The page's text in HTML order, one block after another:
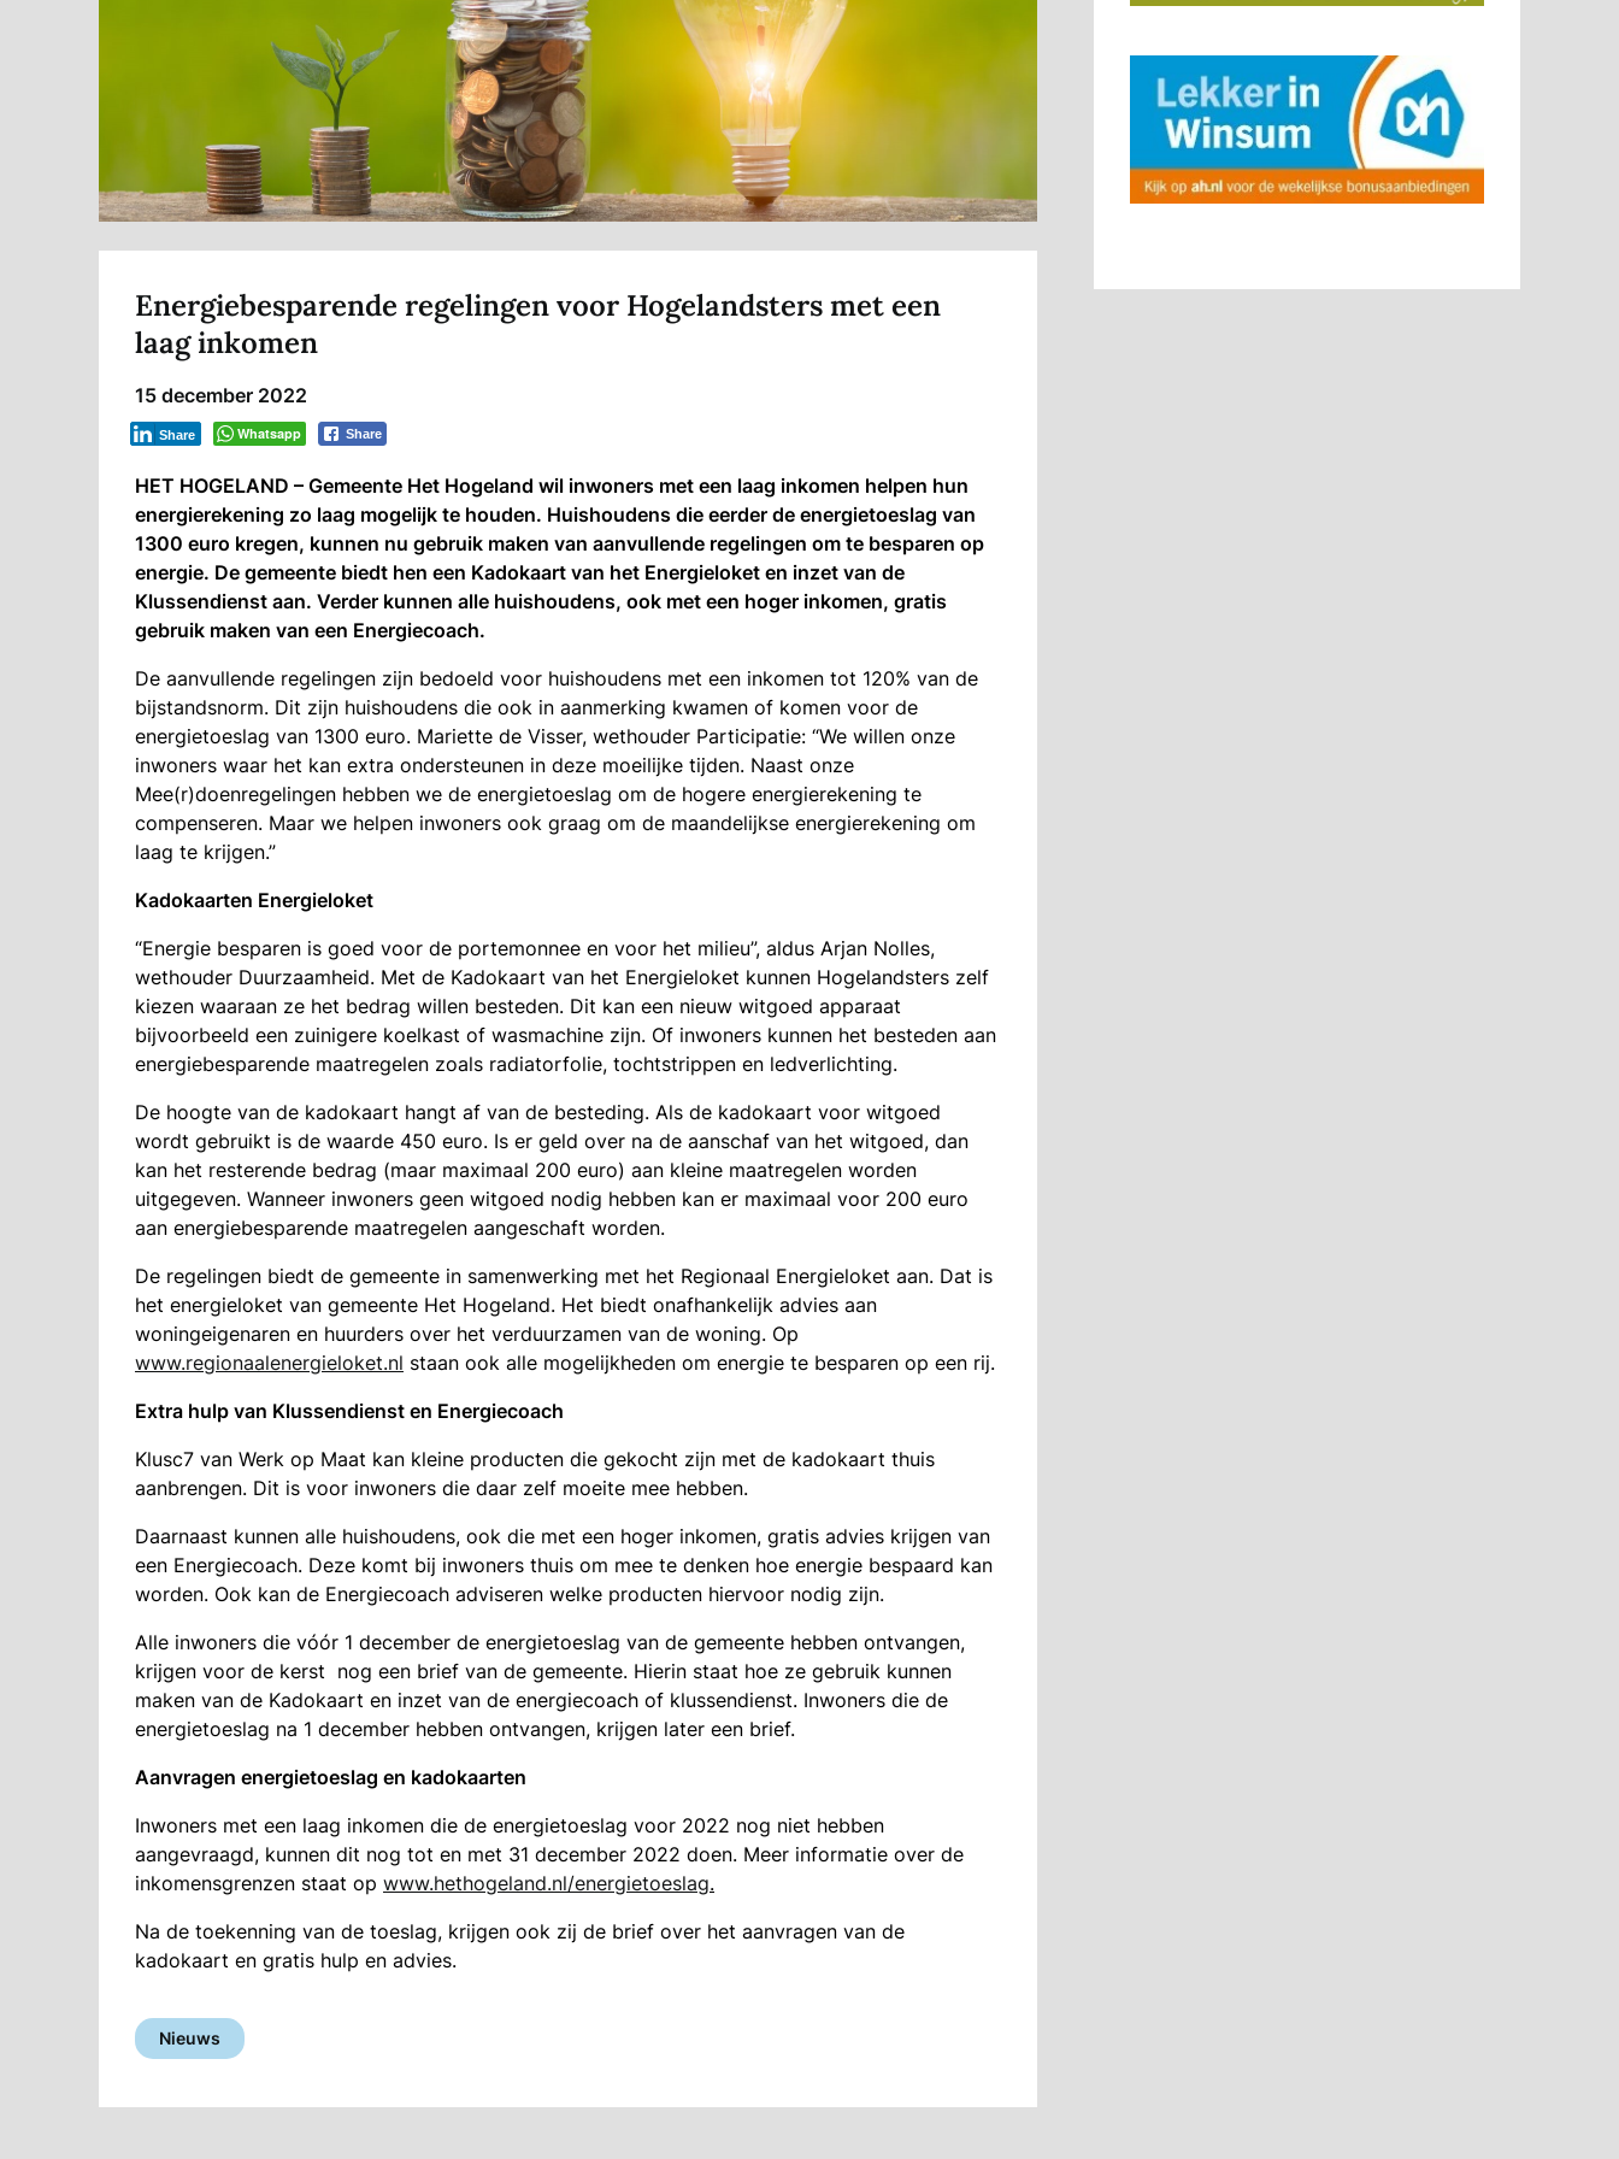
Energiebesparende regelingen voor Hogelandsters met een
laag inkomen
15 december 2022
Whatsapp Share
Share
HET HOGELAND – Gemeente Het Hogeland wil inwoners met een laag inkomen helpen hun
energierekening zo laag mogelijk te houden. Huishoudens die eerder de energietoeslag van
1300 euro kregen, kunnen nu gebruik maken van aanvullende regelingen om te besparen op
energie. De gemeente biedt hen een Kadokaart van het Energieloket en inzet van de
Klussendienst aan. Verder kunnen alle huishoudens, ook met een hoger inkomen, gratis
gebruik maken van een Energiecoach.
De aanvullende regelingen zijn bedoeld voor huishoudens met een inkomen tot 120% van de
bijstandsnorm. Dit zijn huishoudens die ook in aanmerking kwamen of komen voor de
energietoeslag van 1300 euro. Mariette de Visser, wethouder Participatie: “We willen onze
inwoners waar het kan extra ondersteunen in deze moeilijke tijden. Naast onze
Mee(r)doenregelingen hebben we de energietoeslag om de hogere energierekening te
compenseren. Maar we helpen inwoners ook graag om de maandelijkse energierekening om
laag te krijgen.”
Kadokaarten Energieloket
“Energie besparen is goed voor de portemonnee en voor het milieu”, aldus Arjan Nolles,
wethouder Duurzaamheid. Met de Kadokaart van het Energieloket kunnen Hogelandsters zelf
kiezen waaraan ze het bedrag willen besteden. Dit kan een nieuw witgoed apparaat
bijvoorbeeld een zuinigere koelkast of wasmachine zijn. Of inwoners kunnen het besteden aan
energiebesparende maatregelen zoals radiatorfolie, tochtstrippen en ledverlichting.
De hoogte van de kadokaart hangt af van de besteding. Als de kadokaart voor witgoed
wordt gebruikt is de waarde 450 euro. Is er geld over na de aanschaf van het witgoed, dan
kan het resterende bedrag (maar maximaal 200 euro) aan kleine maatregelen worden
uitgegeven. Wanneer inwoners geen witgoed nodig hebben kan er maximaal voor 200 euro
aan energiebesparende maatregelen aangeschaft worden.
De regelingen biedt de gemeente in samenwerking met het Regionaal Energieloket aan. Dat is
het energieloket van gemeente Het Hogeland. Het biedt onafhankelijk advies aan
woningeigenaren en huurders over het verduurzamen van de woning. Op
www.regionaalenergieloket.nl staan ook alle mogelijkheden om energie te besparen op een rij.
Extra hulp van Klussendienst en Energiecoach
Klusc7 van Werk op Maat kan kleine producten die gekocht zijn met de kadokaart thuis
aanbrengen. Dit is voor inwoners die daar zelf moeite mee hebben.
Daarnaast kunnen alle huishoudens, ook die met een hoger inkomen, gratis advies krijgen van
een Energiecoach. Deze komt bij inwoners thuis om mee te denken hoe energie bespaard kan
worden. Ook kan de Energiecoach adviseren welke producten hiervoor nodig zijn.
Alle inwoners die vóór 1 december de energietoeslag van de gemeente hebben ontvangen,
krijgen voor de kerst nog een brief van de gemeente. Hierin staat hoe ze gebruik kunnen
maken van de Kadokaart en inzet van de energiecoach of klussendienst. Inwoners die de
energietoeslag na 1 december hebben ontvangen, krijgen later een brief.
Aanvragen energietoeslag en kadokaarten
Inwoners met een laag inkomen die de energietoeslag voor 2022 nog niet hebben
aangevraagd, kunnen dit nog tot en met 31 december 2022 doen. Meer informatie over de
inkomensgrenzen staat op www.hethogeland.nl/energietoeslag.
Na de toekenning van de toeslag, krijgen ook zij de brief over het aanvragen van de
kadokaart en gratis hulp en advies.
Nieuws